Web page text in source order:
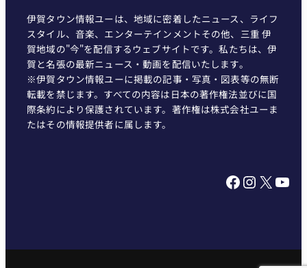
伊賀タウン情報ユーは、地域に密着したニュース、ライフ
スタイル、音楽、エンターテインメントその他、三重 伊
賀地域の"今"を配信するウェブサイトです。私たちは、伊
賀と名張の最新ニュース・動画を配信いたします。
※伊賀タウン情報ユーに掲載の記事・写真・図表等の無断
転載を禁じます。すべての内容は日本の著作権法並びに国
際条約により保護されています。著作権は株式会社ユーま
たはその情報提供者に属します。
Facebook InstagramX YouTube